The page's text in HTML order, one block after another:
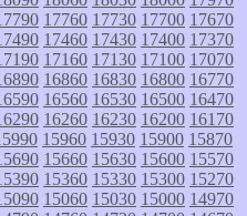
17760 17730 17700 17670
17460 17430 17400 17370
17160 17130 17100 17070
16860 16830 16800 16770
16560 16530 16500 16470
16260 16230 16200 16170
15960 15930 15900 15870
15660 15630 15600 15570
15360 15330 15300 15270
15060 15030 15000 14970